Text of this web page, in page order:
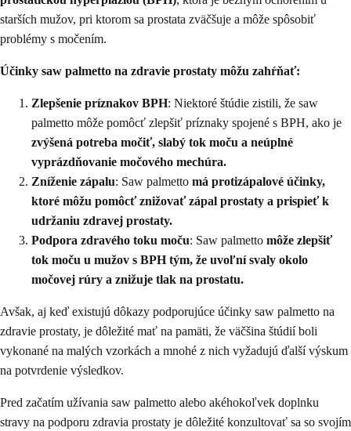
starších mužov, pri ktorom sa prostata zväčšuje a môže spôsobiť
problémy s močením.
Účinky saw palmetto na zdravie prostaty môžu zahŕňať:
Zlepšenie príznakov BPH: Niektoré štúdie zistili, že saw
palmetto môže pomôcť zlepšiť príznaky spojené s BPH, ako je
zvýšená potreba močiť, slabý tok moču a neúplné
vyprázdňovanie močového mechúra.
Zníženie zápalu: Saw palmetto má protizápalové účinky,
ktoré môžu pomôcť znižovať zápal prostaty a prispieť k
udržaniu zdravej prostaty.
Podpora zdravého toku moču: Saw palmetto môže zlepšiť
tok moču u mužov s BPH tým, že uvoľní svaly okolo
močovej rúry a znižuje tlak na prostatu.
Avšak, aj keď existujú dôkazy podporujúce účinky saw palmetto na
zdravie prostaty, je dôležité mať na pamäti, že väčšina štúdií boli
vykonané na malých vzorkách a mnohé z nich vyžadujú ďalší výskum
na potvrdenie výsledkov.
Pred začatím užívania saw palmetto alebo akéhokoľvek doplnku
stravy na podporu zdravia prostaty je dôležité konzultovať sa so svojím